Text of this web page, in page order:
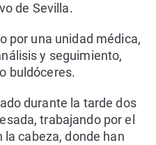
de Sevilla.
por una unidad médica,
y seguimiento,
buldóceres.
durante la tarde dos
trabajando por el
cabeza, donde han